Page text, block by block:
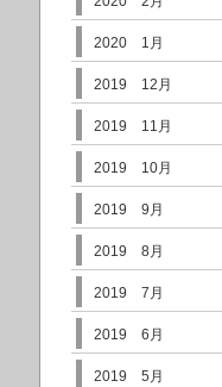
2020 1月
2019 12月
2019 11月
2019 10月
2019 9月
2019 8月
2019 7月
2019 6月
2019 5月